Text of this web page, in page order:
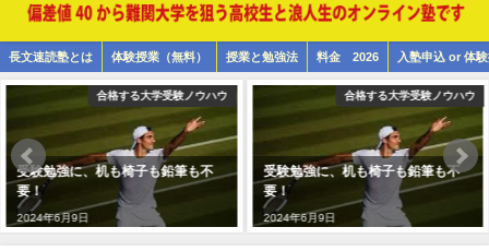
長文速読塾とは 体験授業（無料） 授業と勉強法 料金 2026 入塾申込 or 体
合格する大学受験ノウハウ
受験勉強に、机も椅子も鉛筆も不
要！
2024年6月9日
合格する大学受験ノウハウ
受験勉強に、机も椅子も鉛筆も不
要！
2024年6月9日